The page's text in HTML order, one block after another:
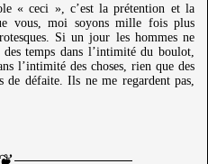
« ceci », c’est la prétention et la
vous, moi soyons mille fois plus
Si un jour les hommes ne
temps dans l’intimité du boulot,
l’intimité des choses, rien que des
de défaite. Ils ne me regardent pas,